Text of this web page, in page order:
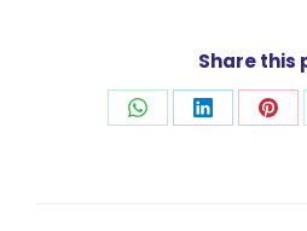
Share this
UdostępnijUdostępnij